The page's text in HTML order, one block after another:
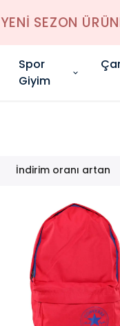
YENİ SEZON
Spor
Giyim
İndirim oranı artan